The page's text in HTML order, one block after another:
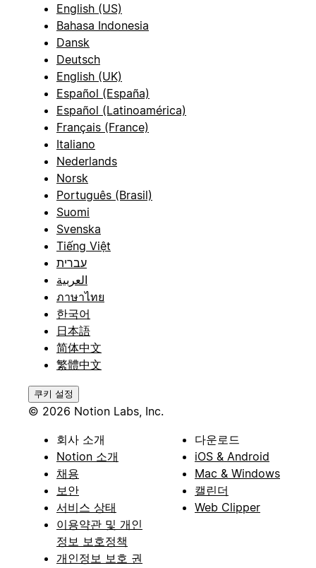
English (US)
Bahasa Indonesia
Dansk
Deutsch
English (UK)
Español (España)
Español (Latinoamérica)
Français (France)
Italiano
Nederlands
Norsk
Português (Brasil)
Suomi
Svenska
Tiếng Việt
עברית
العربية
ภาษาไทย
한국어
日本語
简体中文
繁體中文
쿠키 설정
© 2026 Notion Labs, Inc.
회사 소개
Notion 소개
채용
보안
서비스 상태
이용약관 및 개인
정보 보호정책
개인정보 보호 권
다운로드
iOS & Android
Mac & Windows
캘린더
Web Clipper